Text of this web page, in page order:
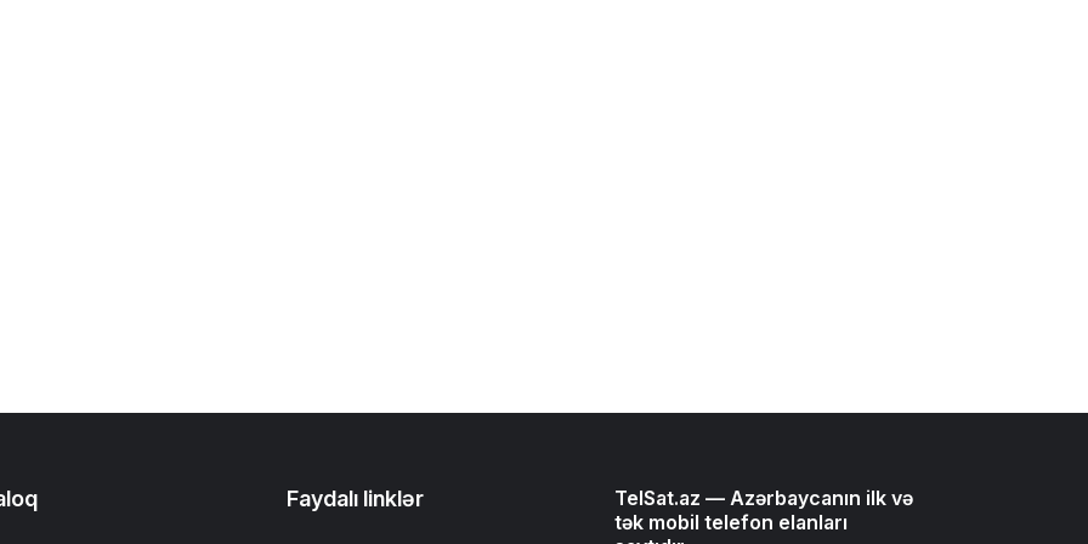
Faydalı linklər
TelSat.az — Azərbaycanın ilk və
tək mobil telefon elanları